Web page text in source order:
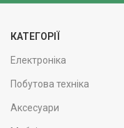
КАТЕГОРІЇ
Електроніка
Побутова техніка
Аксесуари